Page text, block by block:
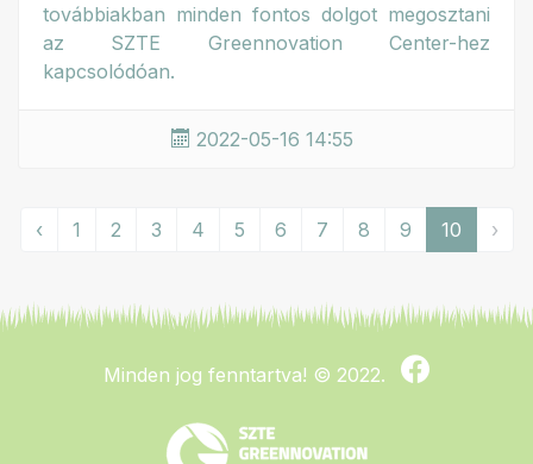
továbbiakban minden fontos dolgot megosztani
az SZTE Greennovation Center-hez
kapcsolódóan.
2022-05-16 14:55
‹ 1 2 3 4 5 6 7 8 9 10 ›
Minden jog fenntartva! © 2022.